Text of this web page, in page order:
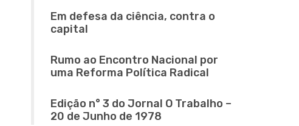
Em defesa da ciência, contra o
capital
Rumo ao Encontro Nacional por
uma Reforma Política Radical
Edição n° 3 do Jornal O Trabalho –
20 de Junho de 1978